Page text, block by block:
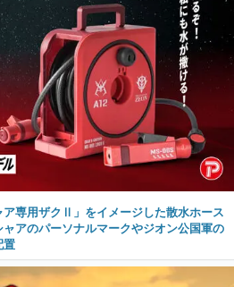
ア専用ザクⅡ」をイメージした散水ホース
アのパーソナルマークやジオン公国軍の
置